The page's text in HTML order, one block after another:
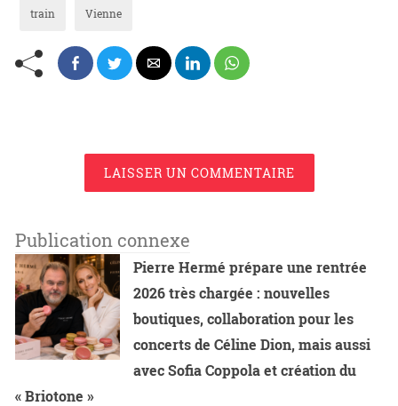
train Vienne
LAISSER UN COMMENTAIRE
Publication connexe
Pierre Hermé prépare une rentrée
2026 très chargée : nouvelles
boutiques, collaboration pour les
concerts de Céline Dion, mais aussi
avec Sofia Coppola et création du
« Briotone »